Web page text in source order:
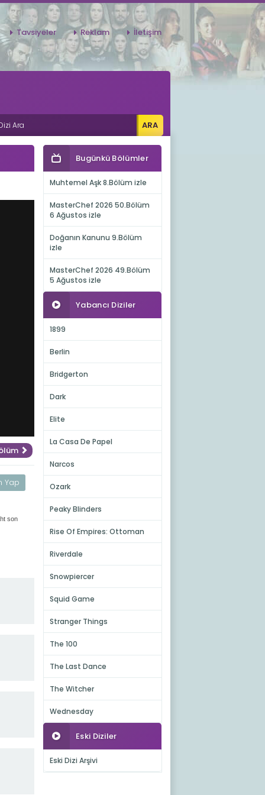
Tavsiyeler Reklam İletişim
Yap
son
Bugünkü Bölümler
Muhtemel Aşk 8.Bölüm izle
MasterChef 2026 50.Bölüm
6 Ağustos izle
Doğanın Kanunu 9.Bölüm
izle
MasterChef 2026 49.Bölüm
5 Ağustos izle
Yabancı Diziler
1899
Berlin
Bridgerton
Dark
Elite
La Casa De Papel
Narcos
Ozark
Peaky Blinders
Rise Of Empires: Ottoman
Riverdale
Snowpiercer
Squid Game
Stranger Things
The 100
The Last Dance
The Witcher
Wednesday
Eski Diziler
Eski Dizi Arşivi